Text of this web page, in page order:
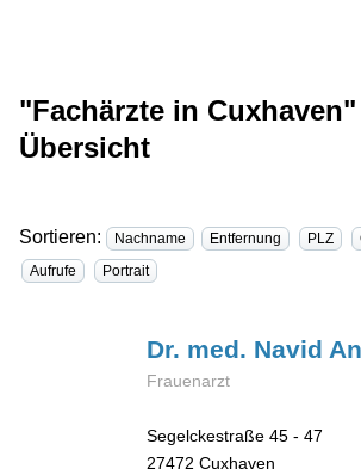
"Fachärzte in
Übersicht
Sortieren: Nachname Entfernung PLZ
Aufrufe
Portrait
Dr. med. Navid
Frauenarzt
Segelckestraße 45 - 47
27472 Cuxhaven